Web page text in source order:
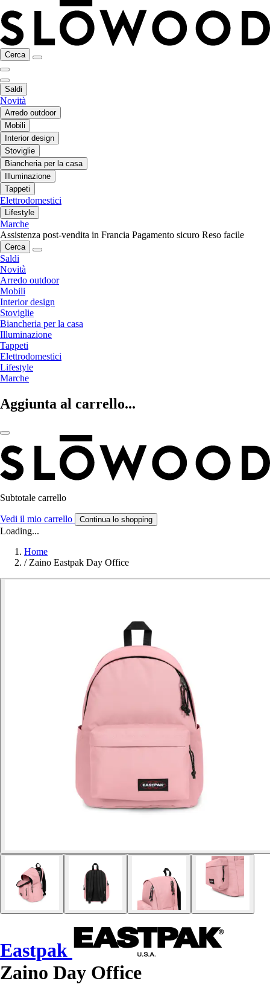
Cerca
Saldi
Novità
Arredo outdoor
Mobili
Interior design
Stoviglie
Biancheria per la casa
Illuminazione
Tappeti
Elettrodomestici
Lifestyle
Marche
Assistenza post-vendita in Francia Pagamento sicuro Reso facile
Cerca
Saldi
Novità
Arredo outdoor
Mobili
Interior design
Stoviglie
Biancheria per la casa
Illuminazione
Tappeti
Elettrodomestici
Lifestyle
Marche
Aggiunta al carrello...
Subtotale carrello
Vedi il mio carrello Continua lo shopping
Loading...
Home
/ Zaino Eastpak Day Office
Eastpak
Zaino Day Office